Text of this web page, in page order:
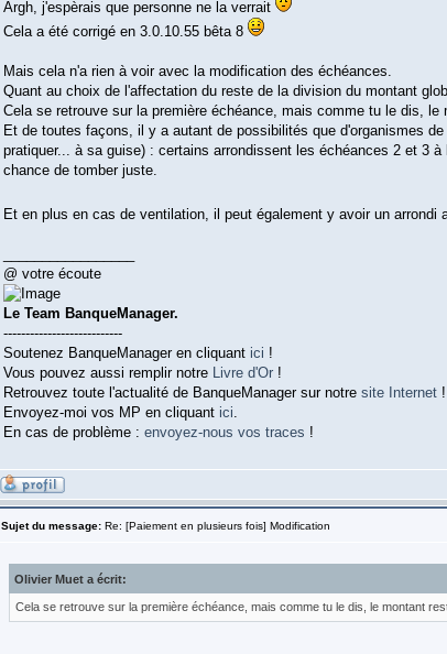
Argh, j'espèrais que personne ne la verrait
Cela a été corrigé en 3.0.10.55 bêta 8
Mais cela n'a rien à voir avec la modification des échéances.
Quant au choix de l'affectation du reste de la division du montant
Cela se retrouve sur la première échéance, mais comme tu le dis, le
Et de toutes façons, il y a autant de possibilités que d'organismes
pratiquer... à sa guise) : certains arrondissent les échéances 2 et 3
chance de tomber juste.
Et en plus en cas de ventilation, il peut également y avoir un arrondi
@ votre écoute
Le Team BanqueManager.
---------------------------
Soutenez BanqueManager en cliquant ici !
Vous pouvez aussi remplir notre Livre d'Or !
Retrouvez toute l'actualité de BanqueManager sur notre site Internet !
Envoyez-moi vos MP en cliquant ici.
En cas de problème : envoyez-nous vos traces !
Sujet du message: Re: [Paiement en plusieurs fois] Modification
Olivier Muet a écrit:
Cela se retrouve sur la première échéance, mais comme tu le dis, le montant